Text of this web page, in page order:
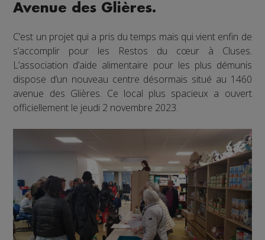
Avenue des Glières.
C’est un projet qui a pris du temps mais qui vient enfin de
s’accomplir pour les Restos du cœur à Cluses.
L’association d’aide alimentaire pour les plus démunis
dispose d’un nouveau centre désormais situé au 1460
avenue des Glières. Ce local plus spacieux a ouvert
officiellement le jeudi 2 novembre 2023.